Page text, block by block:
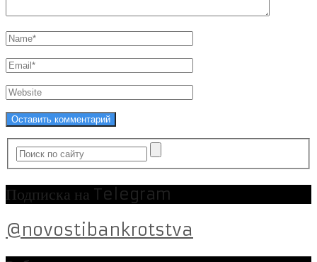
Подписка на Telegram
@novostibankrotstva